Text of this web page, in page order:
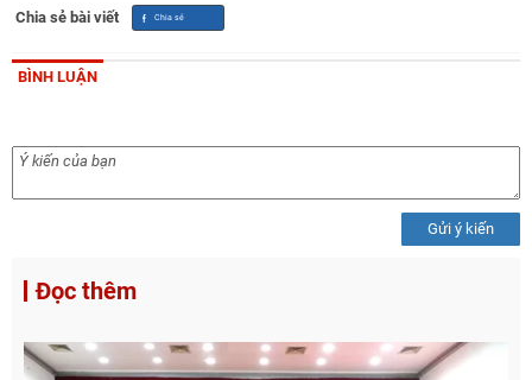
Chia sẻ bài viết
BÌNH LUẬN
Gửi ý kiến
Đọc thêm